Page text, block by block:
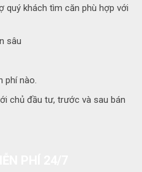
quý khách tìm căn phù hợp với
sâu
phí nào.
chủ đầu tư, trước và sau bán